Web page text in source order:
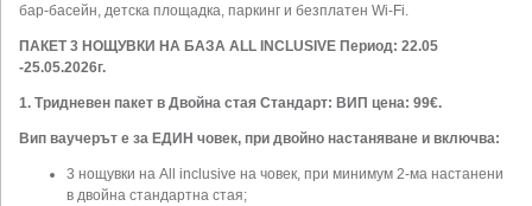
бар-басейн, детска площадка, паркинг и безплатен Wi-Fi.
ПАКЕТ 3 НОЩУВКИ НА БАЗА ALL INCLUSIVE Период: 22.05
-25.05.2026г.
1. Тридневен пакет в Двойна стая Стандарт: ВИП цена: 99€.
Вип ваучерът е за ЕДИН човек, при двойно настаняване и включва:
3 нощувки на All inclusive на човек, при минимум 2-ма настанени
в двойна стандартна стая;